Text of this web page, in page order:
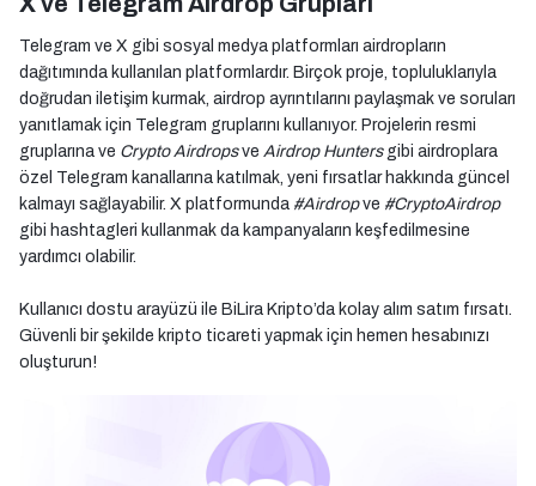
Telegram ve X gibi sosyal medya platformları airdropların
dağıtımında kullanılan platformlardır. Birçok proje, topluluklarıyla
doğrudan iletişim kurmak, airdrop ayrıntılarını paylaşmak ve soruları
yanıtlamak için Telegram gruplarını kullanıyor. Projelerin resmi
gruplarına ve Crypto Airdropsve Airdrop Huntersgibi airdroplara
özel Telegram kanallarına katılmak, yeni fırsatlar hakkında güncel
kalmayı sağlayabilir. X platformunda #Airdropve #CryptoAirdrop
gibi hashtagleri kullanmak da kampanyaların keşfedilmesine
yardımcı olabilir.
Kullanıcı dostu arayüzü ile BiLira Kripto’da kolay alım satım fırsatı.
Güvenli bir şekilde kripto ticareti yapmak için hemen hesabınızı
oluşturun!